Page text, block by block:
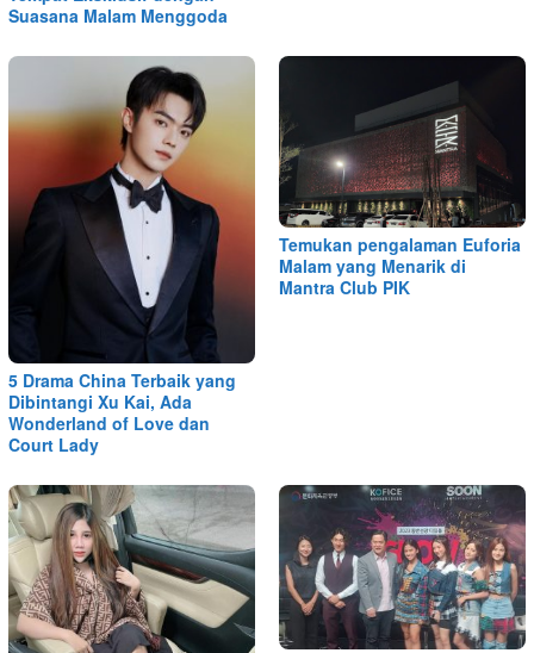
Suasana Malam Menggoda
5 Drama China Terbaik yang
Dibintangi Xu Kai, Ada
Wonderland of Love dan
Court Lady
Temukan pengalaman Euforia
Malam yang Menarik di
Mantra Club PIK